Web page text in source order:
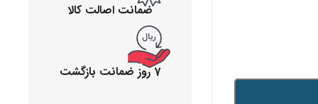
ضمانت اصالت کالا
7 روز ضمانت بازگشت